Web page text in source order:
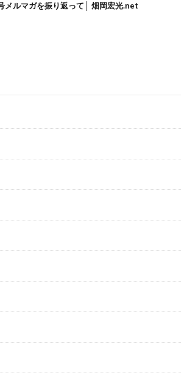
メルマガを振り返って│ 畑岡宏光.net